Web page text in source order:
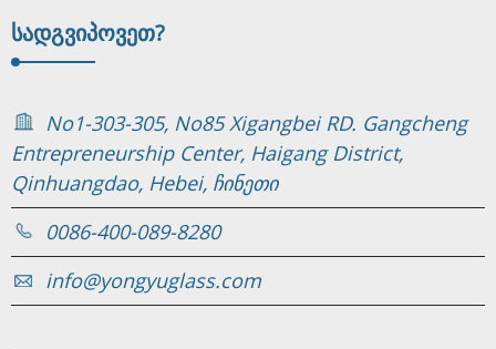
ᲡᲐᲓᲒᲕᲘᲞᲝᲕᲔᲗ?
No1-303-305, No85 Xigangbei RD. Gangcheng
Entrepreneurship Center, Haigang District,
Qinhuangdao, Hebei, ჩინეთი
0086-400-089-8280
info@yongyuglass.com